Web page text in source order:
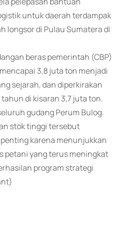
untuk daerah terdampak
longsor di Pulau Sumatera di
beras pemerintah (CBP)
3,8 juta ton menjadi
sejarah, dan diperkirakan
di kisaran 3,7 juta ton.
gudang Perum Bulog.
stok tinggi tersebut
karena menunjukkan
petani yang terus meningkat
program strategi